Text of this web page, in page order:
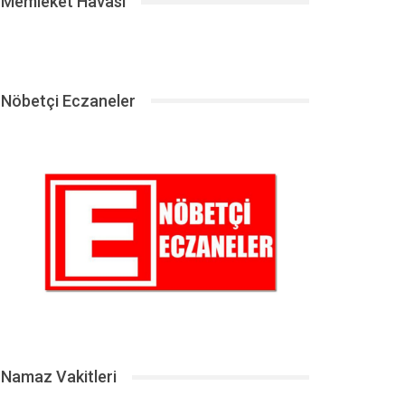
Nöbetçi Eczaneler
Namaz Vakitleri